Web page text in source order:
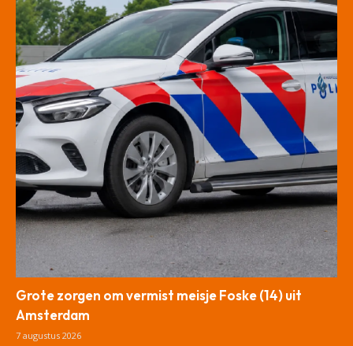
Grote zorgen om vermist meisje Foske (14) uit
Amsterdam
7 augustus 2026